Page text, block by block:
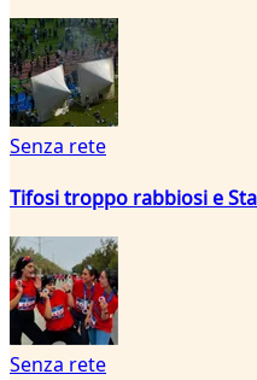
Senza rete
Tifosi troppo rabbiosi e
Senza rete